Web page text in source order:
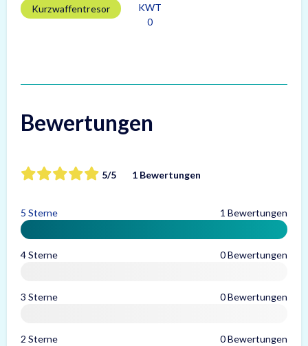
Kurzwaffentresor
KWT
0
Bewertungen
5/5 1 Bewertungen
5 Sterne 1 Bewertungen
4 Sterne 0 Bewertungen
3 Sterne 0 Bewertungen
2 Sterne 0 Bewertungen